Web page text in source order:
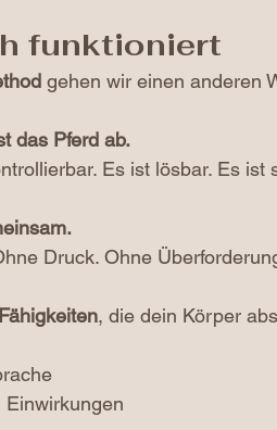
funktioniert
gehen wir einen anderen
das Pferd ab.
Es ist lösbar. Es ist
Druck. Ohne
, die dein Körper